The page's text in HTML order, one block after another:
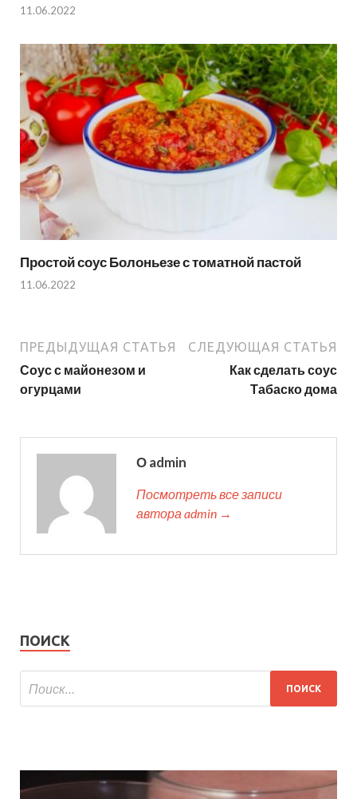
11.06.2022
Простой соус Болоньезе с томатной пастой
11.06.2022
ПРЕДЫДУЩАЯ СТАТЬЯ
Соус с майонезом и
огурцами
СЛЕДУЮЩАЯ СТАТЬЯ
Как сделать соус
Табаско дома
О admin
Посмотреть все записи
автора admin →
ПОИСК